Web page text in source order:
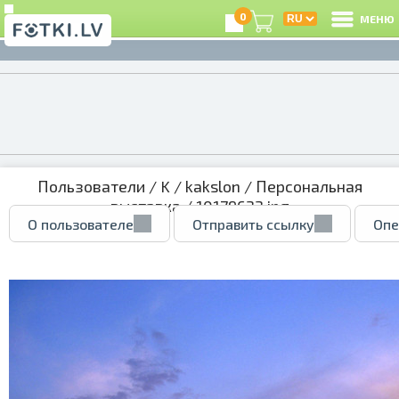
0 МЕНЮ
Пользователи / K / kakslon / Персональная
выставка/ 10179633.jpg
О пользователе Отправить ссылку